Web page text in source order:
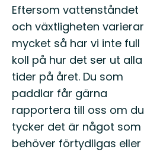
Eftersom vattenståndet
och växtligheten varierar
mycket så har vi inte full
koll på hur det ser ut alla
tider på året. Du som
paddlar får gärna
rapportera till oss om du
tycker det är något som
behöver förtydligas eller